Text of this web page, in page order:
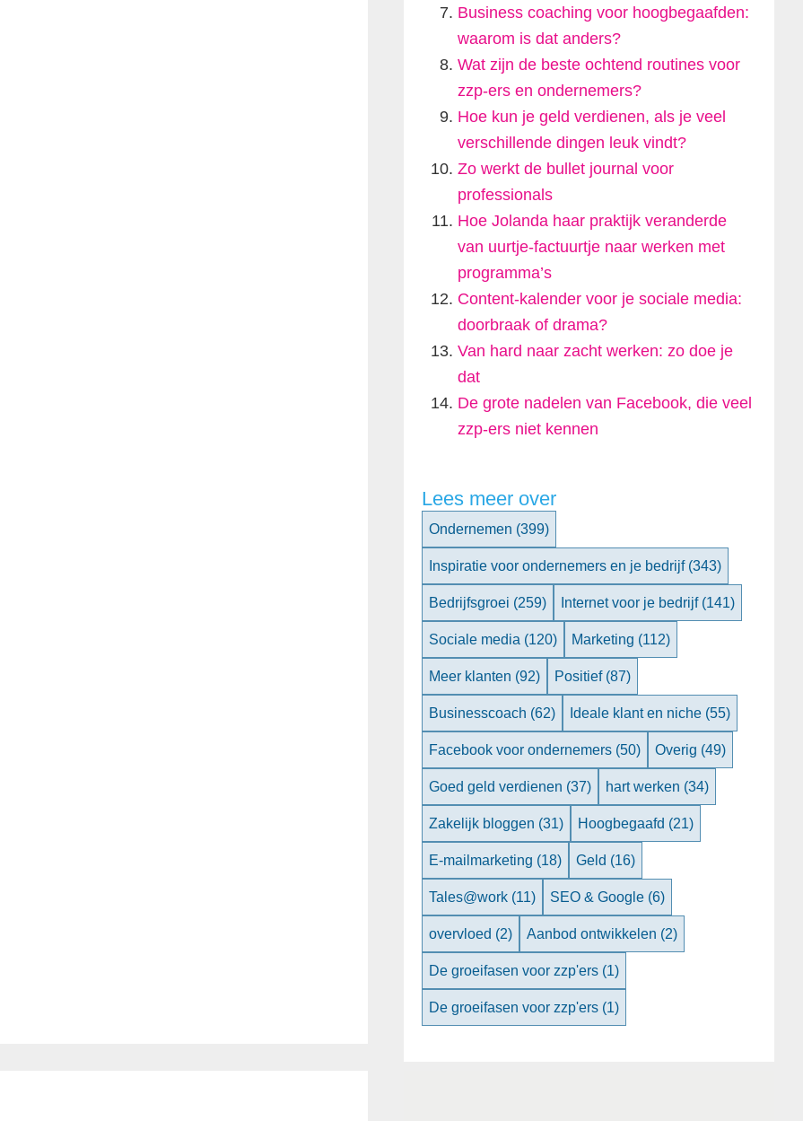
Business coaching voor hoogbegaafden:
waarom is dat anders?
Wat zijn de beste ochtend routines voor
zzp-ers en ondernemers?
Hoe kun je geld verdienen, als je veel
verschillende dingen leuk vindt?
Zo werkt de bullet journal voor
professionals
Hoe Jolanda haar praktijk veranderde
van uurtje-factuurtje naar werken met
programma’s
Content-kalender voor je sociale media:
doorbraak of drama?
Van hard naar zacht werken: zo doe je
dat
De grote nadelen van Facebook, die veel
zzp-ers niet kennen
Lees meer over
Ondernemen (399)
Inspiratie voor ondernemers en je bedrijf (343)
Bedrijfsgroei (259) Internet voor je bedrijf (141)
Sociale media (120) Marketing (112)
Meer klanten (92) Positief (87)
Businesscoach (62) Ideale klant en niche (55)
Facebook voor ondernemers (50) Overig (49)
Goed geld verdienen (37) hart werken (34)
Zakelijk bloggen (31) Hoogbegaafd (21)
E-mailmarketing (18) Geld (16)
Tales@work (11) SEO & Google (6)
overvloed (2) Aanbod ontwikkelen (2)
De groeifasen voor zzp'ers (1)
De groeifasen voor zzp'ers (1)